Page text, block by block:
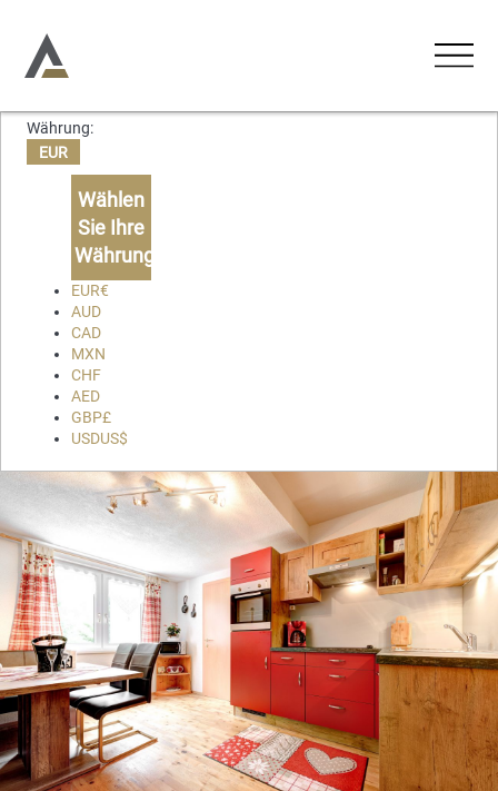
Gäste-Login
Region auswählen
Brandnertal
Bregenzerwald
Montafon
DE
EN
NL
Währung:
EUR
Wählen
Sie Ihre
Währung
EUR€
AUD
CAD
MXN
CHF
AED
GBP£
USDUS$